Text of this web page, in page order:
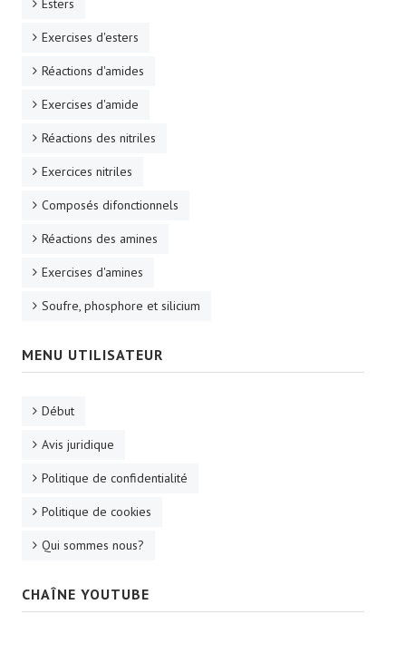
Esters
Exercises d'esters
Réactions d'amides
Exercises d'amide
Réactions des nitriles
Exercices nitriles
Composés difonctionnels
Réactions des amines
Exercises d'amines
Soufre, phosphore et silicium
MENU UTILISATEUR
Début
Avis juridique
Politique de confidentialité
Politique de cookies
Qui sommes nous?
CHAÎNE YOUTUBE